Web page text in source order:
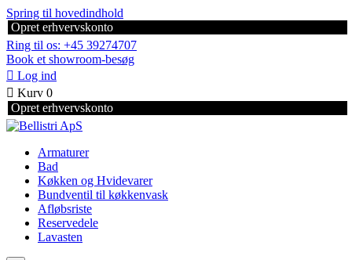
Spring til hovedindhold
Opret erhvervskonto
Ring til os: +45 39274707
Book et showroom-besøg
 Log ind
 Kurv 0
Opret erhvervskonto
Armaturer
Bad
Køkken og Hvidevarer
Bundventil til køkkenvask
Afløbsriste
Reservedele
Lavasten